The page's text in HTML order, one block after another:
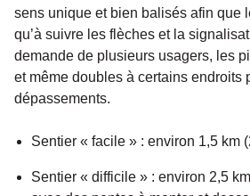
sens unique et bien balisés afin que
qu’à suivre les flèches et la
demande de plusieurs usagers, les
et même doubles à certains endroits
dépassements.
Sentier « facile » : environ 1,5 km
Sentier « difficile » : environ 2,5